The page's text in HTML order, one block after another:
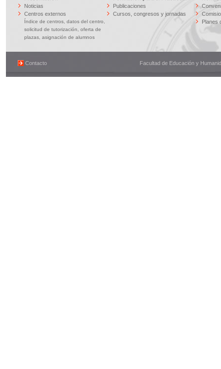
Noticias
Centros externos
Índice de centros, datos del centro,
solicitud de tutorización, oferta de
plazas, asignación de alumnos
Publicaciones
Cursos, congresos y jornadas
Planes
Contacto Facultad de Educación y